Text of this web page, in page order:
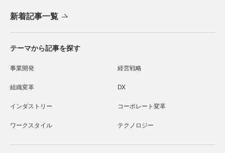
新着記事一覧
テーマから記事を探す
事業開発 経営戦略
組織変革 DX
インダストリー コーポレート変革
ワークスタイル テクノロジー